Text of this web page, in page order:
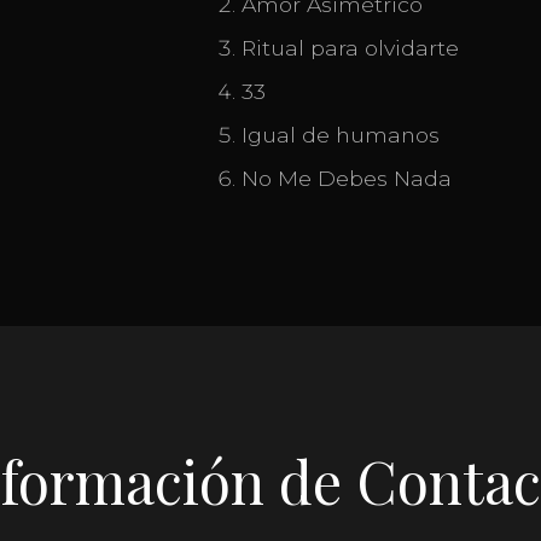
Ritual para olvidarte
33
Igual de humanos
No Me Debes Nada
de